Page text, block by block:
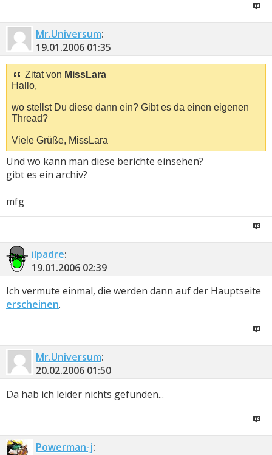
Mr.Universum:
19.01.2006 01:35
Zitat von MissLara
Hallo,
wo stellst Du diese dann ein? Gibt es da einen eigenen
Thread?
Viele Grüße, MissLara
Und wo kann man diese berichte einsehen?
gibt es ein archiv?
mfg
ilpadre:
19.01.2006 02:39
Ich vermute einmal, die werden dann auf der Hauptseite
erscheinen.
Mr.Universum:
20.02.2006 01:50
Da hab ich leider nichts gefunden...
Powerman-j: